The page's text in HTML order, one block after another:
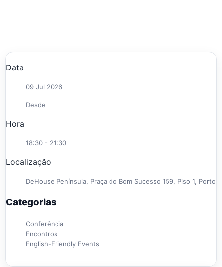
Data
09 Jul 2026
Desde
Hora
18:30 - 21:30
Localização
DeHouse Península, Praça do Bom Sucesso 159, Piso 1, Porto
Categorias
Conferência
Encontros
English-Friendly Events